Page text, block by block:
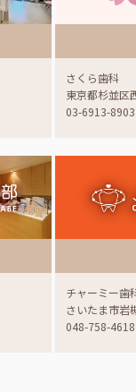
さくら歯科
東京都杉並区
03-6913-8903
チャーミー歯
さいたま市岩
048-758-4618